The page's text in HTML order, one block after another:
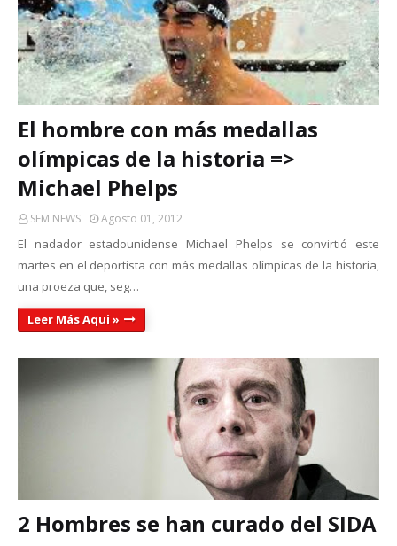
El hombre con más medallas
olímpicas de la historia =>
Michael Phelps
SFM NEWS Agosto 01, 2012
El nadador estadounidense Michael Phelps se convirtió este
martes en el deportista con más medallas olímpicas de la historia,
una proeza que, seg…
Leer Más Aqui »
2 Hombres se han curado del SIDA